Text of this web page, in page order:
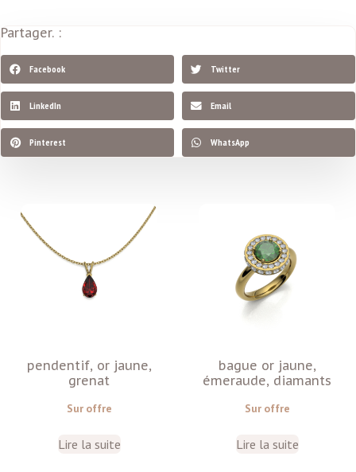
Partager. :
Facebook Twitter
LinkedIn Email
Pinterest WhatsApp
pendentif, or jaune,
grenat
Sur offre
Lire la suite
bague or jaune,
émeraude, diamants
Sur offre
Lire la suite